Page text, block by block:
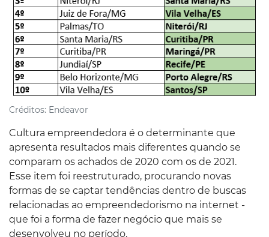
Créditos: Endeavor
Cultura empreendedora é o determinante que
apresenta resultados mais diferentes quando se
comparam os achados de 2020 com os de 2021.
Esse item foi reestruturado, procurando novas
formas de se captar tendências dentro de buscas
relacionadas ao empreendedorismo na internet -
que foi a forma de fazer negócio que mais se
desenvolveu no período.